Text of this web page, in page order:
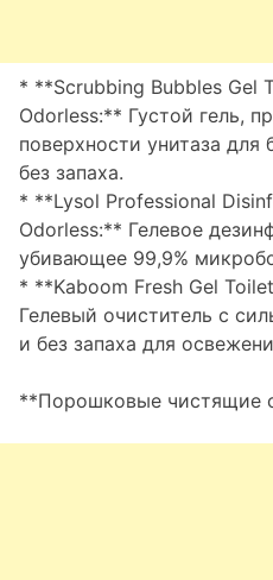
* **Scrubbing Bubbles Gel
Odorless:** Густой гель,
поверхности унитаза для
без запаха.
* **Lysol Professional
Odorless:** Гелевое
убивающее 99,9%
* **Kaboom Fresh Gel
Гелевый очиститель с
и без запаха для
**Порошковые чистящие